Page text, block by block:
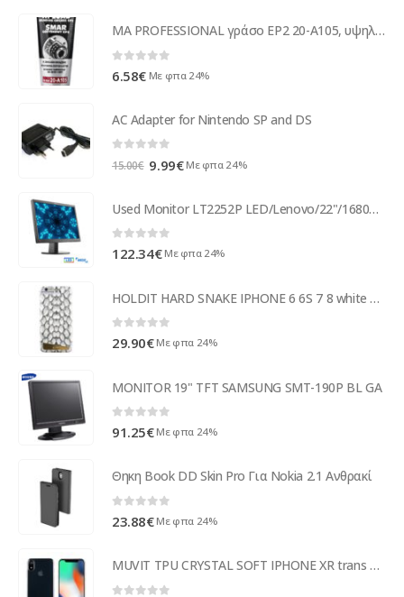
MA PROFESSIONAL γράσο EP2 20-A105, υψηλής θερμοκρασίας, 50g
6.58€ Με φπα 24%
AC Adapter for Nintendo SP and DS
15.00€ Original
15.00€.
9.99€Η
είναι:
Με φπα 24%
Used Monitor LT2252P LED/Lenovo/22"/1680x1050/wide/Black/DisplayPort & D-SUB & DVI-D ( 53226 )
0 out of 5
122.34€ Με φπα 24%
HOLDIT HARD SNAKE IPHONE 6 6S 7 8 white backcover
0 out of 5
29.90€ Με φπα 24%
MONITOR 19" TFT SAMSUNG SMT-190P BL GA
0 out of 5
91.25€ Με φπα 24%
Θηκη Book DD Skin Pro Για Nokia 2.1 Ανθρακί
0 out of 5
23.88€ Με φπα 24%
MUVIT TPU CRYSTAL SOFT IPHONE XR trans backcover